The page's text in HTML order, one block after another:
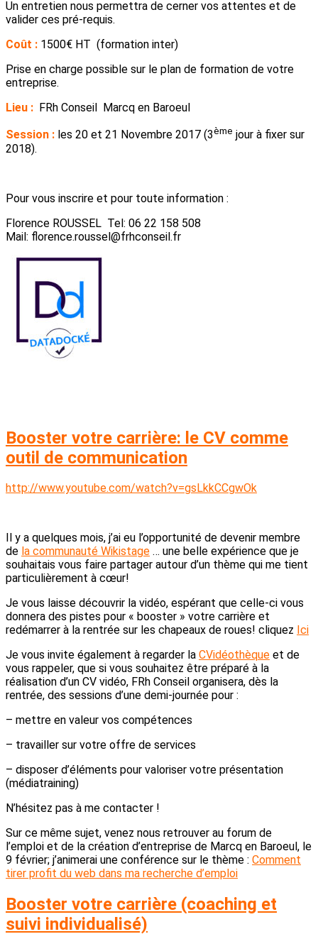
Un entretien nous permettra de cerner vos attentes et de
valider ces pré-requis.
Coût : 1500€ HT (formation inter)
Prise en charge possible sur le plan de formation de votre
entreprise.
Lieu : FRh Conseil Marcq en Baroeul
Session : les 20 et 21 Novembre 2017 (3ème jour à fixer sur
2018).
Pour vous inscrire et pour toute information :
Florence ROUSSEL Tel: 06 22 158 508
Mail: florence.roussel@frhconseil.fr
Booster votre carrière: le CV comme
outil de communication
http://www.youtube.com/watch?v=gsLkkCCgwOk
Il y a quelques mois, j’ai eu l’opportunité de devenir membre
de la communauté Wikistage … une belle expérience que je
souhaitais vous faire partager autour d’un thème qui me tient
particulièrement à cœur!
Je vous laisse découvrir la vidéo, espérant que celle-ci vous
donnera des pistes pour « booster » votre carrière et
redémarrer à la rentrée sur les chapeaux de roues! cliquez Ici
Je vous invite également à regarder la CVidéothèque et de
vous rappeler, que si vous souhaitez être préparé à la
réalisation d’un CV vidéo, FRh Conseil organisera, dès la
rentrée, des sessions d’une demi-journée pour :
– mettre en valeur vos compétences
– travailler sur votre offre de services
– disposer d’éléments pour valoriser votre présentation
(médiatraining)
N’hésitez pas à me contacter !
Sur ce même sujet, venez nous retrouver au forum de
l’emploi et de la création d’entreprise de Marcq en Baroeul, le
9 février; j’animerai une conférence sur le thème : Comment
tirer profit du web dans ma recherche d’emploi
Booster votre carrière (coaching et
suivi individualisé)